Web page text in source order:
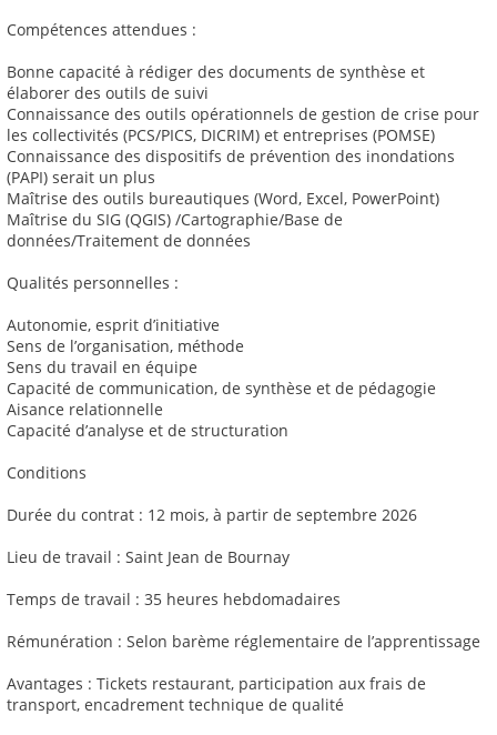
Compétences attendues :
Bonne capacité à rédiger des documents de synthèse et
élaborer des outils de suivi
Connaissance des outils opérationnels de gestion de crise pour
les collectivités (PCS/PICS, DICRIM) et entreprises (POMSE)
Connaissance des dispositifs de prévention des inondations
(PAPI) serait un plus
Maîtrise des outils bureautiques (Word, Excel, PowerPoint)
Maîtrise du SIG (QGIS) /Cartographie/Base de
données/Traitement de données
Qualités personnelles :
Autonomie, esprit d’initiative
Sens de l’organisation, méthode
Sens du travail en équipe
Capacité de communication, de synthèse et de pédagogie
Aisance relationnelle
Capacité d’analyse et de structuration
Conditions
Durée du contrat : 12 mois, à partir de septembre 2026
Lieu de travail : Saint Jean de Bournay
Temps de travail : 35 heures hebdomadaires
Rémunération : Selon barème réglementaire de l’apprentissage
Avantages : Tickets restaurant, participation aux frais de
transport, encadrement technique de qualité